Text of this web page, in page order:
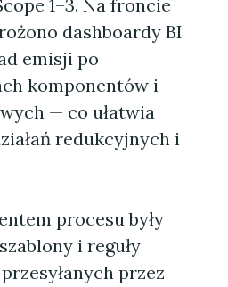
1–3. Na froncie
dashboardy BI
emisji po
komponentów i
— co ułatwia
redukcyjnych i
procesu były
i reguły
przez